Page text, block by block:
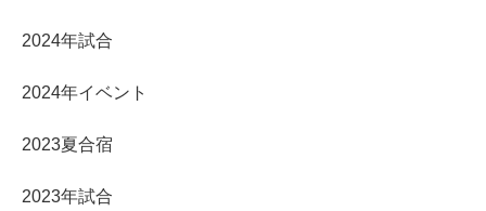
2024年試合
2024年イベント
2023夏合宿
2023年試合